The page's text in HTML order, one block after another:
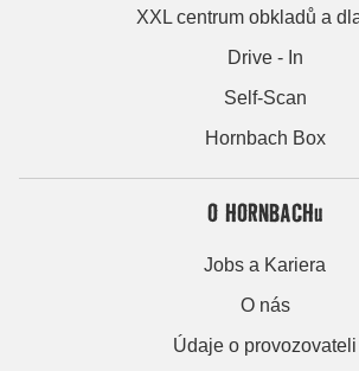
XXL centrum obkladů a
Drive - In
Self-Scan
Hornbach Box
O HORNBACHu
Jobs a Kariera
O nás
Údaje o provozovateli